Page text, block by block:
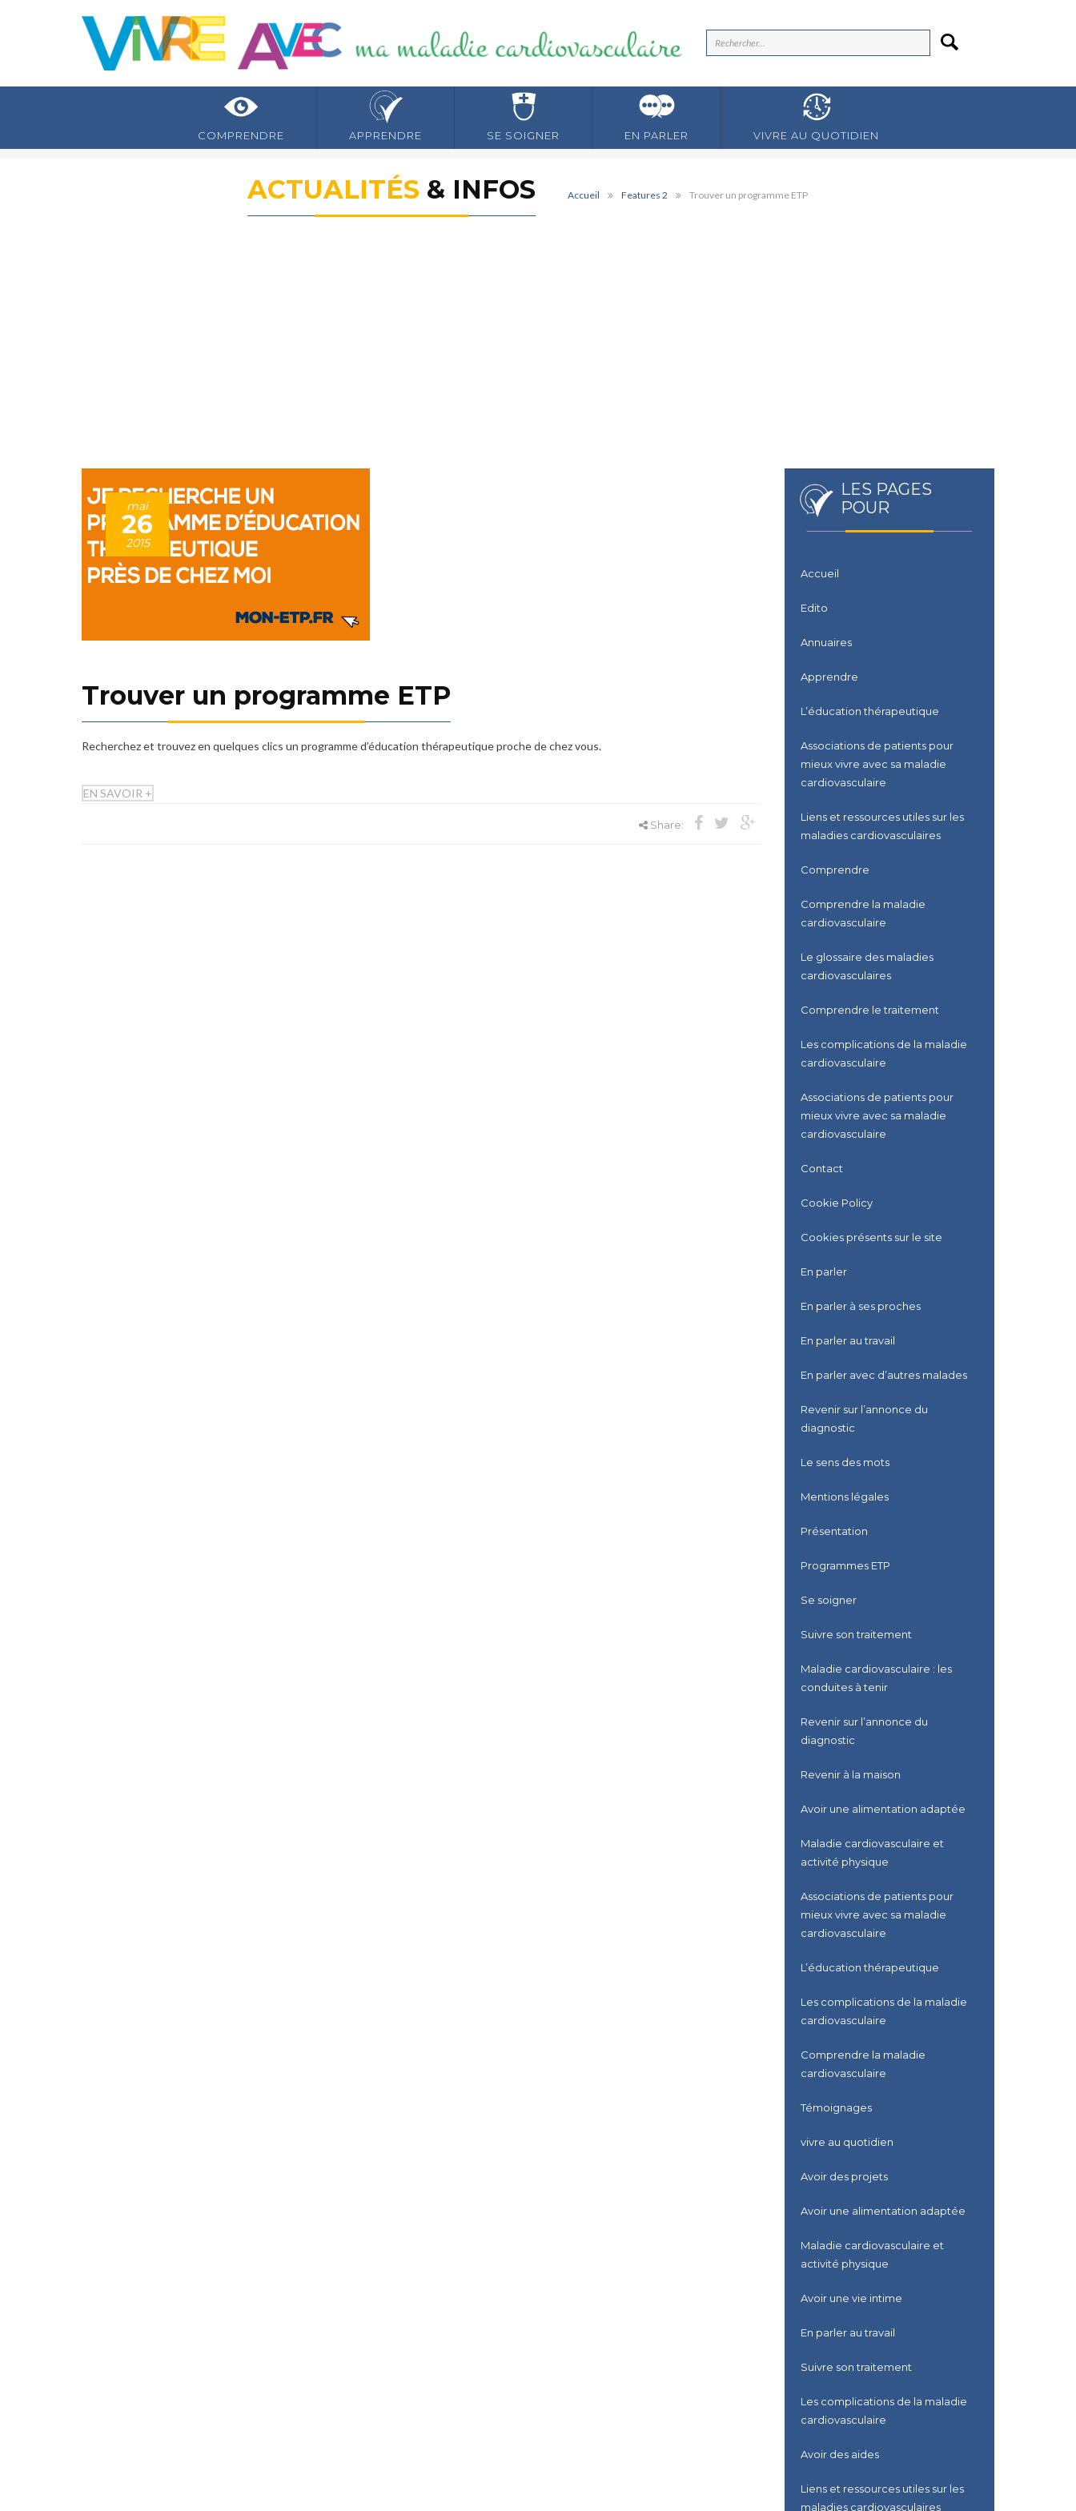
COMPRENDRE APPRENDRE SE SOIGNER EN PARLER VIVRE AU QUOTIDIEN
ACTUALITÉS & INFOS Accueil Features 2 Trouver un programme ETP
mai
26
2015
Trouver un programme ETP
Recherchez et trouvez en quelques clics un programme d’éducation thérapeutique proche de chez vous.
EN SAVOIR +
Share:
LES PAGES
POUR
Accueil
Edito
Annuaires
Apprendre
L’éducation thérapeutique
Associations de patients pour
mieux vivre avec sa maladie
cardiovasculaire
Liens et ressources utiles sur les
maladies cardiovasculaires
Comprendre
Comprendre la maladie
cardiovasculaire
Le glossaire des maladies
cardiovasculaires
Comprendre le traitement
Les complications de la maladie
cardiovasculaire
Associations de patients pour
mieux vivre avec sa maladie
cardiovasculaire
Contact
Cookie Policy
Cookies présents sur le site
En parler
En parler à ses proches
En parler au travail
En parler avec d’autres malades
Revenir sur l’annonce du
diagnostic
Le sens des mots
Mentions légales
Présentation
Programmes ETP
Se soigner
Suivre son traitement
Maladie cardiovasculaire : les
conduites à tenir
Revenir sur l’annonce du
diagnostic
Revenir à la maison
Avoir une alimentation adaptée
Maladie cardiovasculaire et
activité physique
Associations de patients pour
mieux vivre avec sa maladie
cardiovasculaire
L’éducation thérapeutique
Les complications de la maladie
cardiovasculaire
Comprendre la maladie
cardiovasculaire
Témoignages
vivre au quotidien
Avoir des projets
Avoir une alimentation adaptée
Maladie cardiovasculaire et
activité physique
Avoir une vie intime
En parler au travail
Suivre son traitement
Les complications de la maladie
cardiovasculaire
Avoir des aides
Liens et ressources utiles sur les
maladies cardiovasculaires